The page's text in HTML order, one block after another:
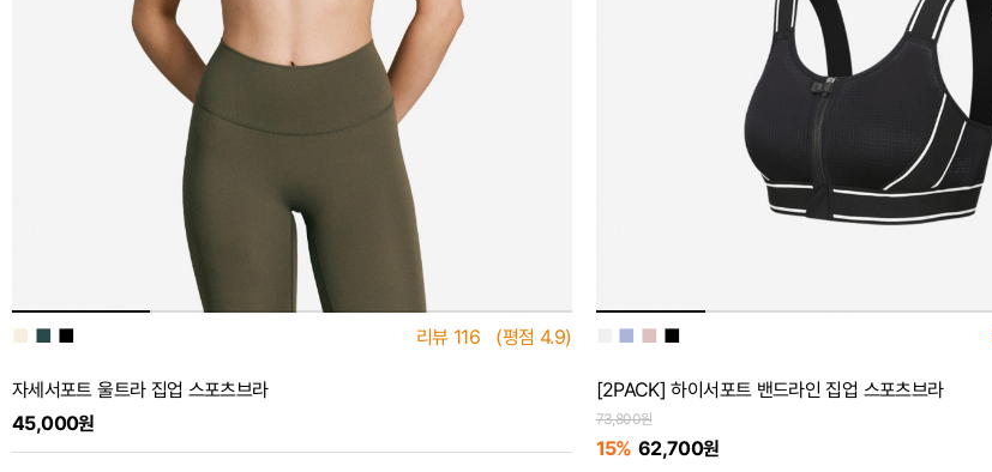
■ ■ ■ 리뷰 116 (평점 4.9)
자세서포트 울트라 집업 스포츠브라
45,000원
■ ■ ■
[2PACK] 하이서포트 밴드라인 집업 스포츠브라
73,800원
15% 62,700원